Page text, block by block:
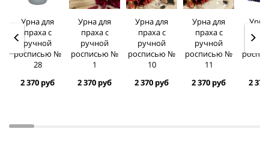
Урна для
праха с
ручной
росписью №
28
2 370 руб
Урна для
праха с
ручной
росписью №
1
2 370 руб
Урна для
праха с
ручной
росписью №
10
2 370 руб
Урна для
праха с
ручной
росписью №
11
2 370 руб
Урна
2